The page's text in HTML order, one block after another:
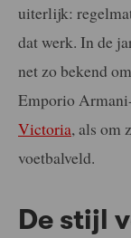
uiterlijk:
dat werk. In de
net zo bekend
Emporio
Victoria, als om
voetbalveld.
De stijl